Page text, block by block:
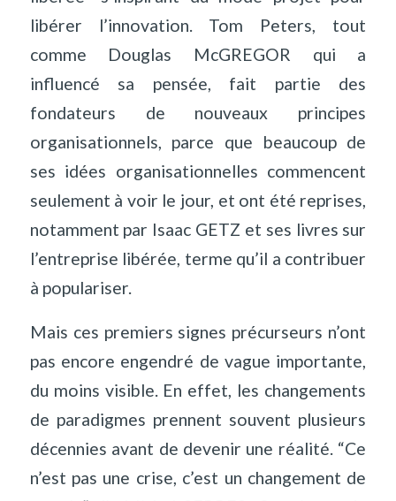
libérer l’innovation. Tom Peters, tout
comme Douglas McGREGOR qui a
influencé sa pensée, fait partie des
fondateurs de nouveaux principes
organisationnels, parce que beaucoup de
ses idées organisationnelles commencent
seulement à voir le jour, et ont été reprises,
notamment par Isaac GETZ et ses livres sur
l’entreprise libérée, terme qu’il a contribuer
à populariser.
Mais ces premiers signes précurseurs n’ont
pas encore engendré de vague importante,
du moins visible. En effet, les changements
de paradigmes prennent souvent plusieurs
décennies avant de devenir une réalité. “Ce
n’est pas une crise, c’est un changement de